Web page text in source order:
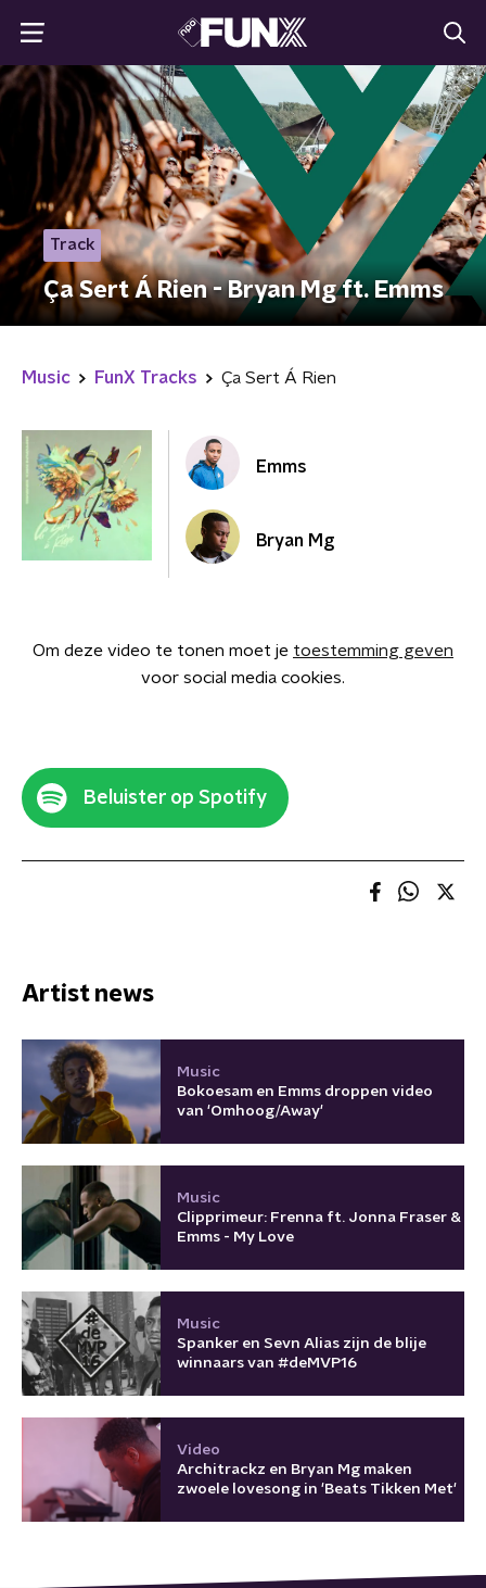
Track
Ça Sert Á Rien - Bryan Mg ft. Emms
Music FunX Tracks Ça Sert Á Rien
Emms
Bryan Mg
Om deze video te tonen moet je toestemming geven
voor social media cookies.
Beluister op Spotify
Artist news
Music
Bokoesam en Emms droppen video
van 'Omhoog/Away'
Music
Clipprimeur: Frenna ft. Jonna Fraser &
Emms - My Love
Music
Spanker en Sevn Alias zijn de blije
winnaars van #deMVP16
Video
Architrackz en Bryan Mg maken
zwoele lovesong in 'Beats Tikken Met'